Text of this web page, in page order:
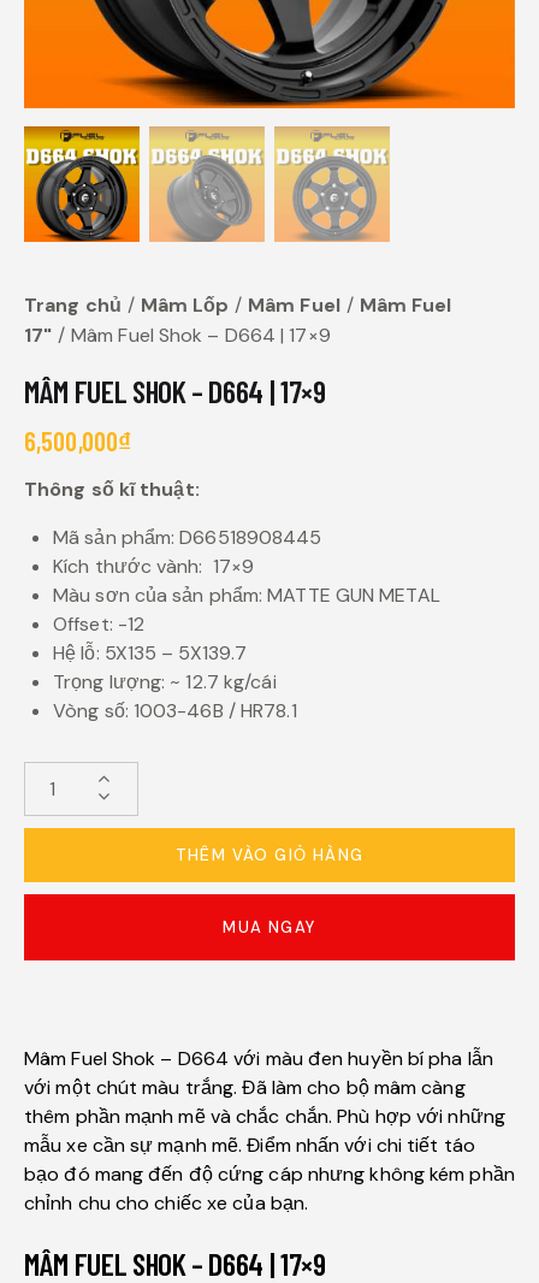
Trang chủ Mâm Lốp Mâm Fuel
Mâm Fuel
17"
Mâm Fuel Shok – D664 | 17×9
MÂM FUEL SHOK – D664 | 17×9
6,500,000₫
Thông số kĩ thuật:
Mã sản phẩm: D66518908445
Kích thước vành: 17×9
Màu sơn của sản phẩm: MATTE GUN METAL
Offset: -12
Hệ lỗ: 5X135 – 5X139.7
Trọng lượng: ~ 12.7 kg/cái
Vòng số: 1003-46B / HR78.1
THÊM VÀO GIỎ HÀNG
MUA NGAY
Mâm Fuel Shok – D664 với màu đen huyền bí pha lẫn
với một chút màu trắng. Đã làm cho bộ mâm càng
thêm phần mạnh mẽ và chắc chắn. Phù hợp với những
mẫu xe cần sự mạnh mẽ. Điểm nhấn với chi tiết táo
bạo đó mang đến độ cứng cáp nhưng không kém phần
chỉnh chu cho chiếc xe của bạn.
MÂM FUEL SHOK – D664 | 17×9